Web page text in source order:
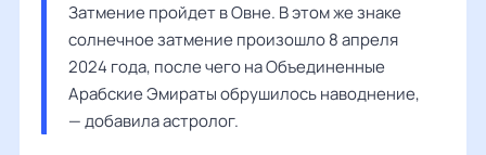
Затмение пройдет в Овне. В этом же знаке
солнечное затмение произошло 8 апреля
2024 года, после чего на Объединенные
Арабские Эмираты обрушилось наводнение,
— добавила астролог.